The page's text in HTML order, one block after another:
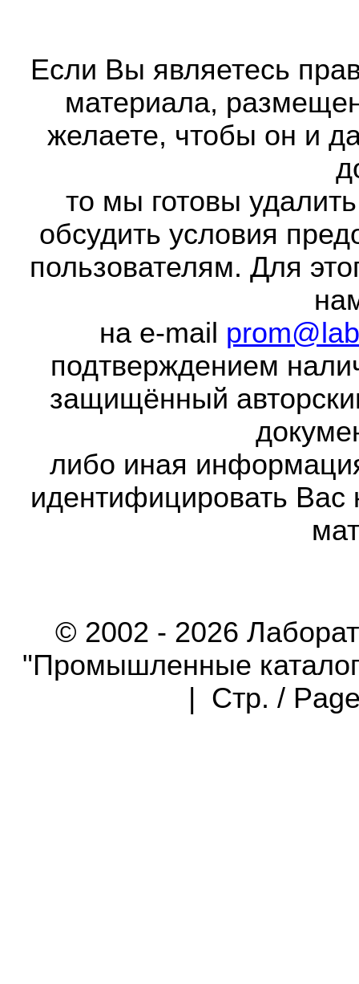
Если Вы являетесь
материала,
желаете, чтобы он и
то мы готовы
обсудить условия
пользователям. Для
на e-mail
подтверждением
защищённый
либо иная
идентифицировать Вас
© 2002 - 2026
"Промышленные
| Стр. /